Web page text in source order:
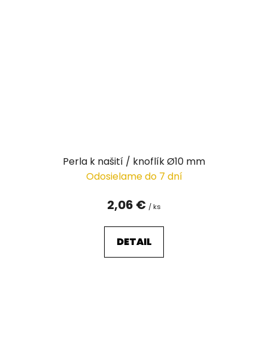
Perla k našití / knoflík Ø10 mm
Odosielame do 7 dní
2,06 € / ks
DETAIL